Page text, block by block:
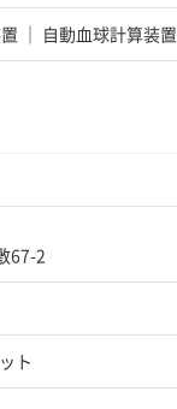
自動血球計算装置
67-2
ト